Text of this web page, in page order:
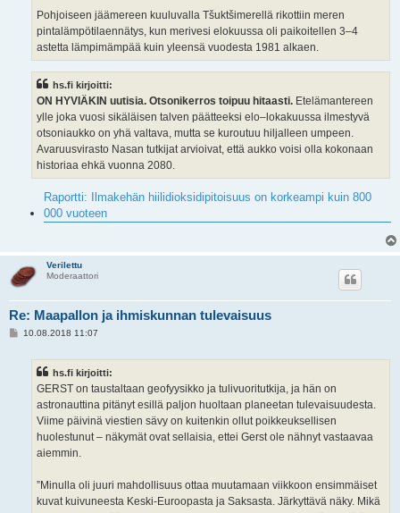
Pohjoiseen jäämereen kuuluvalla Tšuktšimerellä rikottiin meren
pintalämpötilaennätys, kun merivesi elokuussa oli paikoitellen 3–4
astetta lämpimämpää kuin yleensä vuodesta 1981 alkaen.
hs.fi kirjoitti:
ON HYVIÄKIN uutisia. Otsonikerros toipuu hitaasti. Etelämantereen
ylle joka vuosi sikäläisen talven päätteeksi elo–lokakuussa ilmestyvä
otsoniaukko on yhä valtava, mutta se kuroutuu hiljalleen umpeen.
Avaruusvirasto Nasan tutkijat arvioivat, että aukko voisi olla kokonaan
historiaa ehkä vuonna 2080.
Raportti: Ilmakehän hiilidioksidi­pitoisuus on korkeampi kuin 800
000 vuoteen
Verilettu
Moderaattori
Re: Maapallon ja ihmiskunnan tulevaisuus
V10.08.2018 11:07
hs.fi kirjoitti:
GERST on taustaltaan geofyysikko ja tulivuoritutkija, ja hän on
astronauttina pitänyt esillä paljon huoltaan planeetan tulevaisuudesta.
Viime päivinä viestien sävy on kuitenkin ollut poikkeuksellisen
huolestunut – näkymät ovat sellaisia, ettei Gerst ole nähnyt vastaavaa
aiemmin.
”Minulla oli juuri mahdollisuus ottaa muutamaan viikkoon ensimmäiset
kuvat kuivuneesta Keski-Euroopasta ja Saksasta. Järkyttävä näky. Mikä